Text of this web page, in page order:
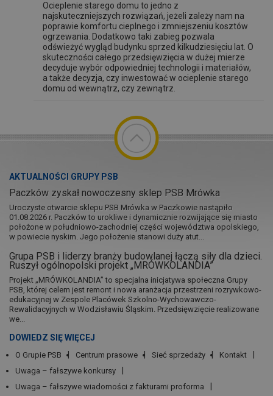
Ocieplenie starego domu to jedno z
najskuteczniejszych rozwiązań, jeżeli zależy nam na
poprawie komfortu cieplnego i zmniejszeniu kosztów
ogrzewania. Dodatkowo taki zabieg pozwala
odświeżyć wygląd budynku sprzed kilkudziesięciu lat. O
skuteczności całego przedsięwzięcia w dużej mierze
decyduje wybór odpowiedniej technologii i materiałów,
a także decyzja, czy inwestować w ocieplenie starego
domu od wewnątrz, czy zewnątrz.
AKTUALNOŚCI GRUPY PSB
Paczków zyskał nowoczesny sklep PSB Mrówka
Uroczyste otwarcie sklepu PSB Mrówka w Paczkowie nastąpiło
01.08.2026 r. Paczków to urokliwe i dynamicznie rozwijające się miasto
położone w południowo-zachodniej części województwa opolskiego,
w powiecie nyskim. Jego położenie stanowi duży atut...
Grupa PSB i liderzy branży budowlanej łączą siły dla dzieci.
Ruszył ogólnopolski projekt „MRÓWKOLANDIA”
Projekt „MRÓWKOLANDIA” to specjalna inicjatywa społeczna Grupy
PSB, której celem jest remont i nowa aranżacja przestrzeni rozrywkowo-
edukacyjnej w Zespole Placówek Szkolno-Wychowawczo-
Rewalidacyjnych w Wodzisławiu Śląskim. Przedsięwzięcie realizowane
we...
DOWIEDZ SIĘ WIĘCEJ
O Grupie PSB Centrum prasowe Sieć sprzedaży
Kontakt
Uwaga – fałszywe konkursy
Uwaga – fałszywe wiadomości z fakturami proforma